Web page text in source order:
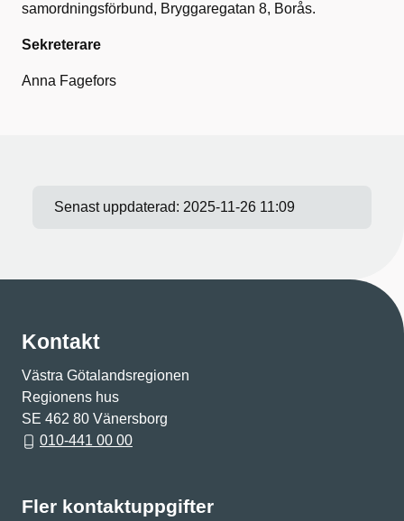
samordningsförbund, Bryggaregatan 8, Borås.
Sekreterare
Anna Fagefors
Senast uppdaterad: 2025-11-26 11:09
Kontakt
Västra Götalandsregionen
Regionens hus
SE 462 80 Vänersborg
010-441 00 00
Fler kontaktuppgifter